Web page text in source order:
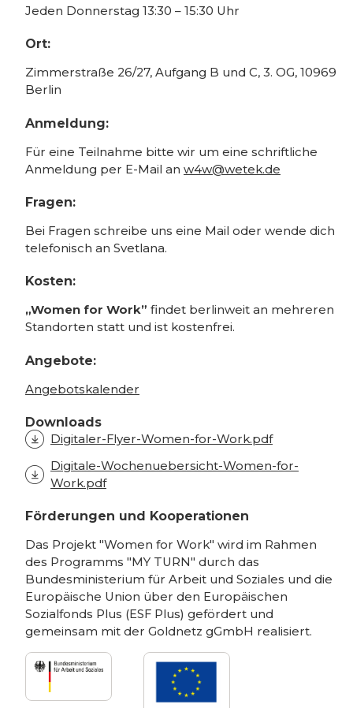
Jeden Donnerstag 13:30 – 15:30 Uhr
Ort:
Zimmerstraße 26/27, Aufgang B und C, 3. OG, 10969
Berlin
Anmeldung:
Für eine Teilnahme bitte wir um eine schriftliche
Anmeldung per E-Mail an w4w@wetek.de
Fragen:
Bei Fragen schreibe uns eine Mail oder wende dich
telefonisch an Svetlana.
Kosten:
„Women for Work” findet berlinweit an mehreren
Standorten statt und ist kostenfrei.
Angebote:
Angebotskalender
Downloads
Digitaler-Flyer-Women-for-Work.pdf
Digitale-Wochenuebersicht-Women-for-
Work.pdf
Förderungen und Kooperationen
Das Projekt "Women for Work" wird im Rahmen
des Programms "MY TURN" durch das
Bundesministerium für Arbeit und Soziales und die
Europäische Union über den Europäischen
Sozialfonds Plus (ESF Plus) gefördert und
gemeinsam mit der Goldnetz gGmbH realisiert.